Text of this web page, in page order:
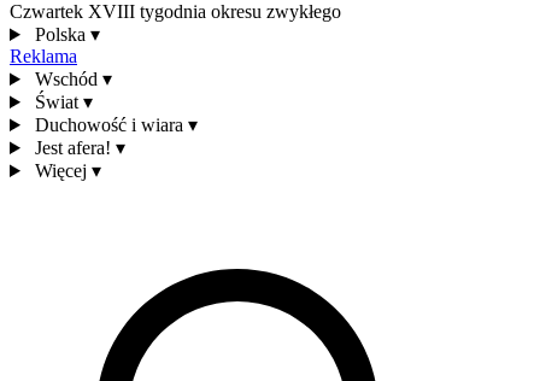
Czwartek XVIII tygodnia okresu zwykłego
Polska ▾
Reklama
Wschód ▾
Świat ▾
Duchowość i wiara ▾
Jest afera! ▾
Więcej ▾